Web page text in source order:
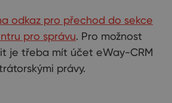
odkaz pro přechod do sekce
pro správu. Pro možnost
je třeba mít účet eWay-CRM
právy.